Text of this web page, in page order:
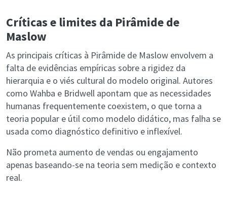
Críticas e limites da Pirâmide de
Maslow
As principais críticas à Pirâmide de Maslow envolvem a
falta de evidências empíricas sobre a rigidez da
hierarquia e o viés cultural do modelo original. Autores
como Wahba e Bridwell apontam que as necessidades
humanas frequentemente coexistem, o que torna a
teoria popular e útil como modelo didático, mas falha se
usada como diagnóstico definitivo e inflexível.
Não prometa aumento de vendas ou engajamento
apenas baseando-se na teoria sem medição e contexto
real.